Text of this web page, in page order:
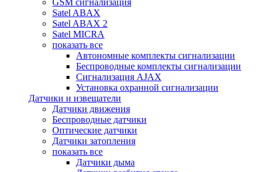
Satel ABAX
Satel ABAX 2
Satel MICRA
показать все
Автономные комплекты сигнализации
Беспроводные комплекты сигнализации
Сигнализация AJAX
Установка охранной сигнализации
Датчики и извещатели
Датчики движения
Беспроводные датчики
Оптические датчики
Датчики затопления
показать все
Датчики дыма